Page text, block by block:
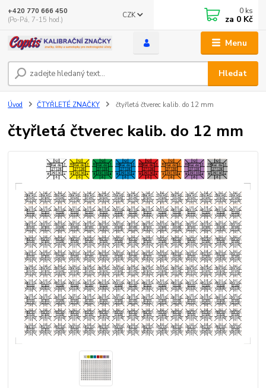
Menu
CZK
Hledat
+420 770 666 450
(Po-Pá, 7-15 hod.)
0 ks
za 0 Kč
Úvod ČTYŘLETÉ ZNAČKY čtyřletá čtverec kalib. do 12 mm
čtyřletá čtverec kalib. do 12 mm